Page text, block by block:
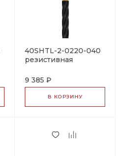
40SHTL-2-0220-040
резистивная
секция
9 385 ₽
В КОРЗИНУ